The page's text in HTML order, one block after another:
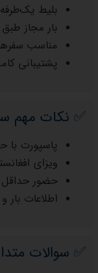
بلیط
بار مجاز طبق
مناسب
پشتیبانی
✅ نکات مهم
پاسپورت با حداقل ۶
ویزای
حضور حداقل ۳ ساعت قبل از پرواز
اطلاعات بار
✅ سوالات